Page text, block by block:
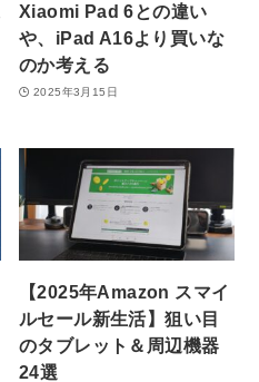
Xiaomi Pad 6との違い
や、iPad A16より買いな
のか考える
2025年3月15日
【2025年Amazon スマイ
ルセール新生活】狙い目
のタブレット＆周辺機器
24選